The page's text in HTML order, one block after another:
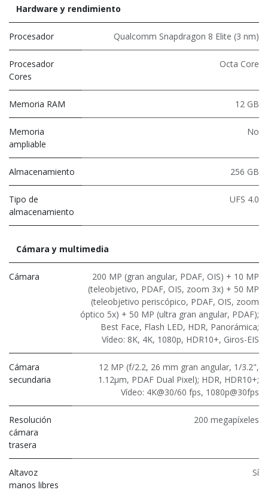
Hardware y rendimiento
Procesador Qualcomm Snapdragon 8 Elite (3 nm)
Procesador
Cores
Octa Core
Memoria RAM 12 GB
Memoria
ampliable
No
Almacenamiento 256 GB
Tipo de
almacenamiento
UFS 4.0
Cámara y multimedia
Cámara
200 MP (gran angular, PDAF, OIS) + 10 MP
(teleobjetivo, PDAF, OIS, zoom 3x) + 50 MP
(teleobjetivo periscópico, PDAF, OIS, zoom
óptico 5x) + 50 MP (ultra gran angular, PDAF);
Best Face, Flash LED, HDR, Panorámica;
Vídeo: 8K, 4K, 1080p, HDR10+, Giros-EIS
Cámara
secundaria
12 MP (f/2.2, 26 mm gran angular, 1/3.2",
1.12μm, PDAF Dual Pixel); HDR, HDR10+;
Vídeo: 4K@30/60 fps, 1080p@30fps
Resolución
cámara
trasera
200 megapíxeles
Altavoz
manos libres
Sí